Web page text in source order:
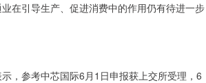
在引导生产、促进消费中的作用仍有待进一步
，参考中芯国际6月1日申报获上交所受理，6